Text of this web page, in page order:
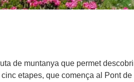
de muntanya que permet
etapes, que comença al Pont